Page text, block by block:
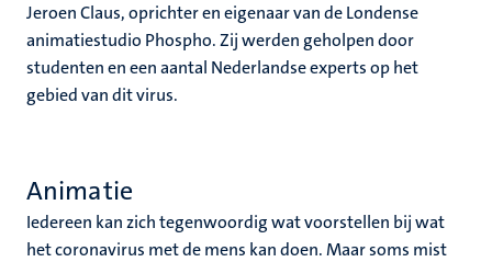
Jeroen Claus, oprichter en eigenaar van de Londense
animatiestudio Phospho. Zij werden geholpen door
studenten en een aantal Nederlandse experts op het
gebied van dit virus.
Animatie
Iedereen kan zich tegenwoordig wat voorstellen bij wat
het coronavirus met de mens kan doen. Maar soms mist